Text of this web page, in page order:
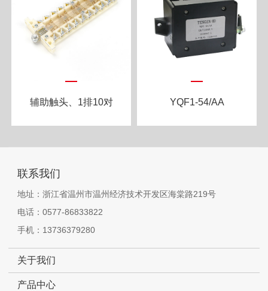
辅助触头、1排10对 YQF1-54/AA
联系我们
地址：浙江省温州市温州经济技术开发区海棠路219号
电话：0577-86833822
手机：13736379280
关于我们
产品中心